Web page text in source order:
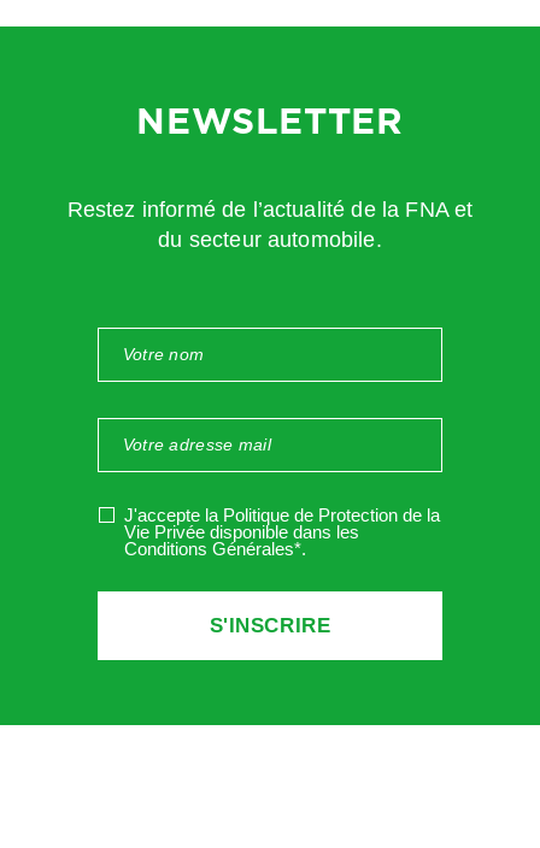
NEWSLETTER
Restez informé de l’actualité de la FNA et
du secteur automobile.
J'accepte la Politique de Protection de la
Vie Privée disponible dans les
Conditions Générales*.